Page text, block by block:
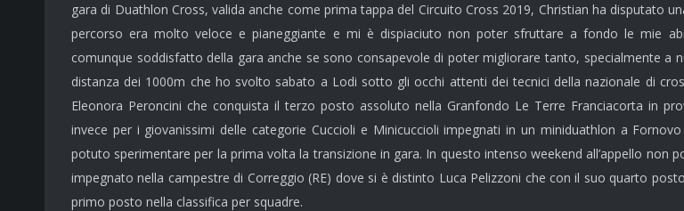
gara di Duathlon Cross, valida anche come prima tappa del Circuito Cross 2019, Christian ha disputato
percorso era molto veloce e pianeggiante e mi è dispiaciuto non poter sfruttare a fondo le mie
comunque soddisfatto della gara anche se sono consapevole di poter migliorare tanto, specialmente a
distanza dei 1000m che ho svolto sabato a Lodi sotto gli occhi attenti dei tecnici della nazionale di
Eleonora Peroncini che conquista il terzo posto assoluto nella Granfondo Le Terre Franciacorta in
invece per i giovanissimi delle categorie Cuccioli e Minicuccioli impegnati in un miniduathlon a
potuto sperimentare per la prima volta la transizione in gara. In questo intenso weekend all’appello non
impegnato nella campestre di Correggio (RE) dove si è distinto Luca Pelizzoni che con il suo quarto
primo posto nella classifica per squadre.